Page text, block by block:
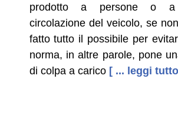
prodotto a persone o
circolazione del veicolo, se
fatto tutto il possibile per
norma, in altre parole, pone
di colpa a carico [ ... leggi